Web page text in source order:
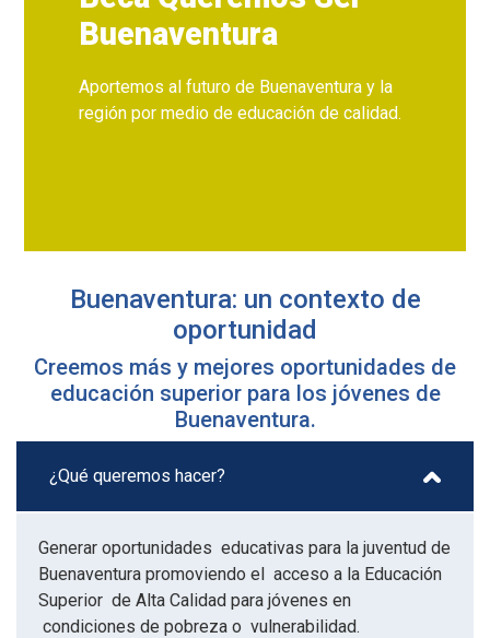
Buenaventura
Aportemos al futuro de Buenaventura y la
región por medio de educación de calidad.
Buenaventura: un contexto de
oportunidad
Creemos más y mejores oportunidades de
educación superior para los jóvenes de
Buenaventura.
¿Qué queremos hacer?
Generar oportunidades educativas para la juventud de
Buenaventura promoviendo el acceso a la Educación
Superior de Alta Calidad para jóvenes en
condiciones de pobreza o vulnerabilidad.